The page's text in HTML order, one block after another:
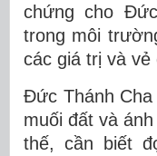
chứng cho
trong môi
các giá trị và vẻ
Đức Thánh
muối đất và
thế, cần biết